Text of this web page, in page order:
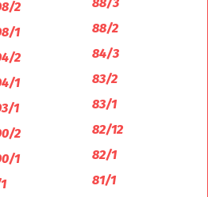
2
1
2
1
1
2
1
88/2
84/3
83/2
83/1
82/12
82/1
81/1